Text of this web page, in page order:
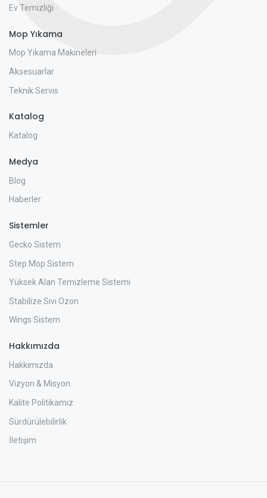
Ev Temizliği
Mop Yıkama
Mop Yıkama Makineleri
Aksesuarlar
Teknik Servis
Katalog
Katalog
Medya
Blog
Haberler
Sistemler
Gecko Sistem
Step Mop Sistem
Yüksek Alan Temizleme Sistemi
Stabilize Sıvı Ozon
Wings Sistem
Hakkımızda
Hakkımızda
Vizyon & Misyon
Kalite Politikamız
Sürdürülebilirlik
İletişim